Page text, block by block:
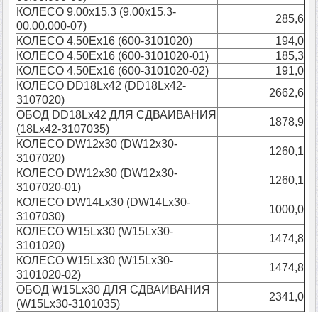
КОЛЕСО 9.00х15.3 (9.00х15.3-
00.00.000-07)
285,6
КОЛЕСО 4.50Ех16 (600-3101020)
194,0
КОЛЕСО 4.50Ех16 (600-3101020-01)
185,3
КОЛЕСО 4.50Ех16 (600-3101020-02)
191,0
КОЛЕСО DD18Lx42 (DD18Lx42-
3107020)
2662,6
ОБОД DD18Lx42 ДЛЯ СДВАИВАНИЯ
(18Lx42-3107035)
1878,9
КОЛЕСО DW12x30 (DW12x30-
3107020)
1260,1
КОЛЕСО DW12x30 (DW12x30-
3107020-01)
1260,1
КОЛЕСО DW14Lx30 (DW14Lx30-
3107030)
1000,0
КОЛЕСО W15Lх30 (W15Lх30-
3101020)
1474,8
КОЛЕСО W15Lх30 (W15Lх30-
3101020-02)
1474,8
ОБОД W15Lx30 ДЛЯ СДВАИВАНИЯ
(W15Lx30-3101035)
2341,0